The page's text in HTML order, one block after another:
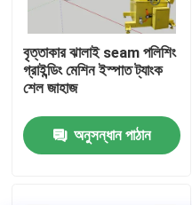
কারখানা পরিদর্শন
গুণমান নিয়ন্ত্রণ
আমাদের সাথে যোগাযোগ করুন
বৃত্তাকার ঝালাই seam পলিশিং
গ্রাইন্ডিং মেশিন ইস্পাত ট্যাংক
শেল জাহাজ
অনুসন্ধান পাঠান